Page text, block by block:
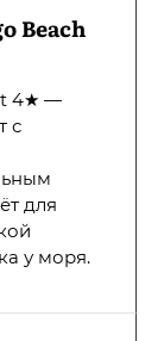
Beach
4★ —
с
для
у моря.